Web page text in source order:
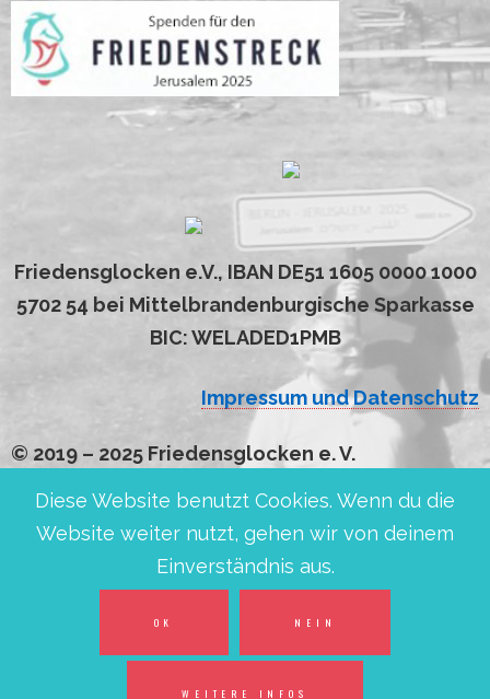
Friedensglocken e.V., IBAN DE51 1605 0000 1000
5702 54 bei Mittelbrandenburgische Sparkasse
BIC: WELADED1PMB
Impressum und Datenschutz
© 2019 – 2025 Friedensglocken e. V.
Diese Website benutzt Cookies. Wenn du die
Website weiter nutzt, gehen wir von deinem
Einverständnis aus.
OK NEIN
WEITERE INFOS